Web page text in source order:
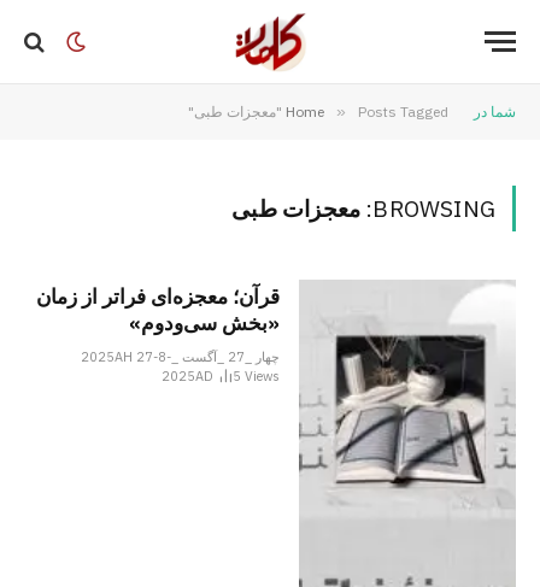
شما در Home » Posts Tagged "معجزات طبی"
BROWSING: معجزات طبی
قرآن؛ معجزه‌ای فراتر از زمان
«بخش سی‌ودوم»
چهار _27 _آگست _2025AH 27-8-
2025AD
5Views